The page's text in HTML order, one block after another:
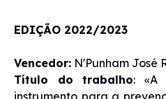
EDIÇÃO 2022/2023
Vencedor: N'Punham José
Título do trabalho: «A